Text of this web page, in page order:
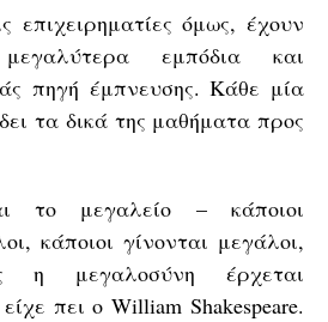
επιχειρηματίες όμως, έχουν
εμπόδια και
πηγή έμπνευσης. Κάθε μία
τα δικά της μαθήματα προς
το μεγαλείο – κάποιοι
κάποιοι γίνονται μεγάλοι,
μεγαλοσύνη έρχεται
πει ο William Shakespeare.